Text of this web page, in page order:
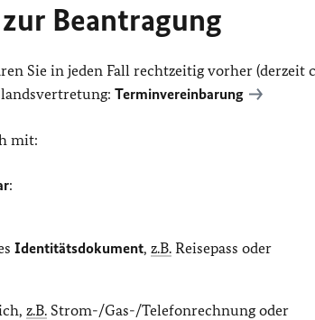
Beantragung
Sie in jeden Fall rechtzeitig vorher (derzeit
Terminvereinbarung
mit:
:
Identitätsdokument,z.B. Reisepass oder
z.B. Strom-/Gas-/Telefonrechnung oder